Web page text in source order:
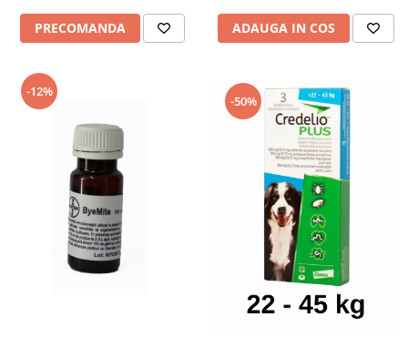
PRECOMANDA ADAUGA IN COS
-12%
-50%